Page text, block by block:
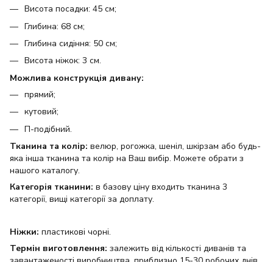
Висота посадки: 45 см;
Глибина: 68 см;
Глибина сидіння: 50 см;
Висота ніжок: 3 см.
Можлива конструкція дивану:
прямий;
кутовий;
П-подібний.
Тканина та колір: велюр, рогожка, шеніл, шкірзам або будь-
яка інша тканина та колір на Ваш вибір. Можете обрати з
нашого каталогу.
Категорія тканини: в базову ціну входить тканина 3
категорії, вищі категорії за доплату.
Ніжки: пластикові чорні.
Термін виготовлення: залежить від кількості диванів та